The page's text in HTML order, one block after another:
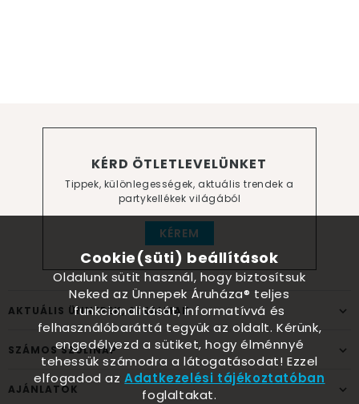
KÉRD ÖTLETLEVELÜNKET
Tippek, különlegességek, aktuális trendek a
partykellékek világából
KÉREM
AKTUÁLIS ÜNNEPEK, ALKALMAK
SZÁMOS SZÜLINAP
AJÁNLATOK
Cookie(süti) beállítások
Oldalunk sütit használ, hogy biztosítsuk
Neked az Ünnepek Áruháza® teljes
funkcionalitását, informatívvá és
felhasználóbaráttá tegyük az oldalt. Kérünk,
engedélyezd a sütiket, hogy élménnyé
tehessük számodra a látogatásodat! Ezzel
elfogadod azAdatkezelési tájékoztatóban
foglaltakat.